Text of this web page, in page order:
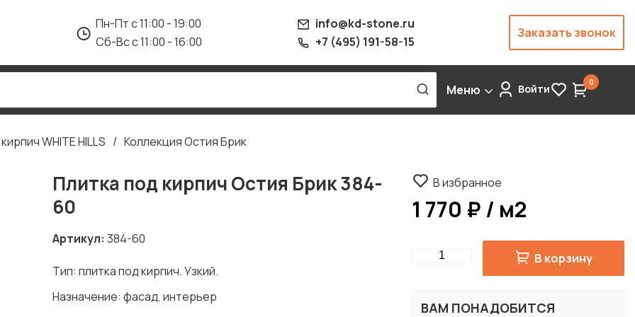
Пн-Пт с 11:00 - 19:00
Сб-Вс с 11:00 - 16:00
info@kd-stone.ru
+7 (495) 191-58-15
Заказать звонок
Меню Войти 0
WHITE HILLS Коллекция Остия Брик
Плитка под кирпич Остия Брик 384-
60
Артикул 384-60
Тип: плитка под кирпич. Узкий.
Назначение: фасад, интерьер
В избранное
1 770 ₽ / м2
Quantity В корзину
ВАМ ПОНАДОБИТСЯ